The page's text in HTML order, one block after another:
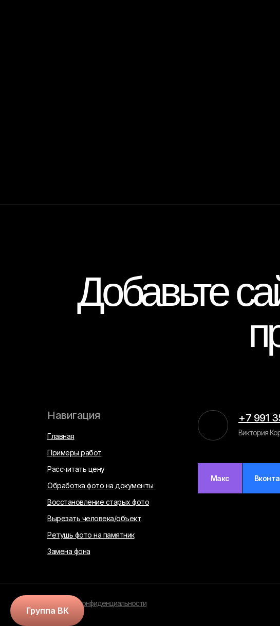
Добавьте
+7 991
Навигация
Обработка фото на документы
Восстановление старых фото
Главная
Вырезать человека/объект
Ретушь фото на памятник
Виктория
Примеры работ
Рассчитать цену
Политика конфиденциальности
Макс
Замена фона
Группа ВК